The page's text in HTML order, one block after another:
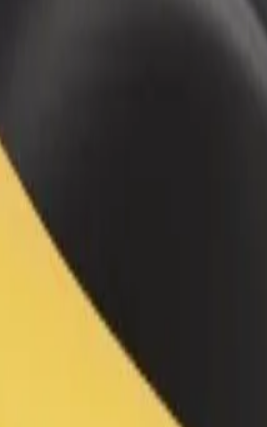
tjedne
Dodaj restoran ili trgovinu
Dosegni više kupaca i povećaj